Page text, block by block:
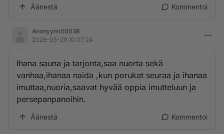
Äänestä Kommentoi
Anonyymi00038
2026-05-29 10:07:24
Ihana sauna ja tarjonta,saa nuorta sekä
vanhaa,ihanaa naida ,kun porukat seuraa ja ihanaa
imuttaa,nuoria,saavat hyvää oppia imutteluun ja
persepanpanoihin.
Äänestä Kommentoi